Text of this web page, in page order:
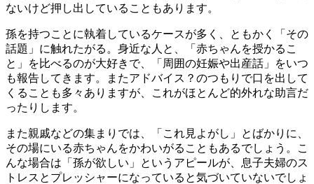
ないけど押し出していることもあります。
孫を持つことに執着しているケースが多く、ともかく「その
話題」に触れたがる。身近な人と、「赤ちゃんを授かるこ
と」を比べるのが大好きで、「周囲の妊娠や出産話」をいつ
も報告してきます。またアドバイス？のつもりで口を出して
くることも多々ありますが、これがほとんど的外れな助言だ
ったりします。
また親戚などの集まりでは、「これ見よがし」とばかりに、
その場にいる赤ちゃんをかわいがることもあるでしょう。こ
んな場合は「孫が欲しい」というアピールが、息子夫婦のス
トレスとプレッシャーになっていると気づいていないでしょ